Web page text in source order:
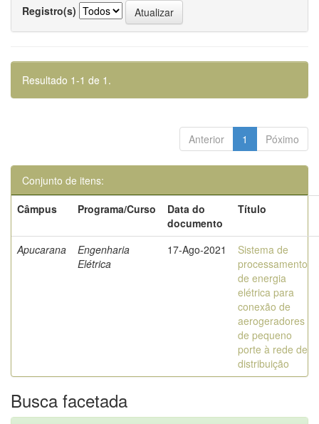
Registro(s)
Resultado 1-1 de 1.
Anterior 1 Póximo
Conjunto de itens:
Câmpus
Programa/Curso
Data do
documento
Título
Apucarana
Engenharia
Elétrica
17-Ago-2021
Sistema de
processamento
de energia
elétrica para
conexão de
aerogeradores
de pequeno
porte à rede de
distribuição
Busca facetada